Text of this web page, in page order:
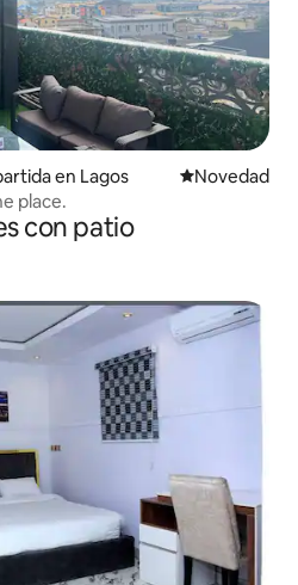
en Lagos Lugar para
Novedad
place.
con patio